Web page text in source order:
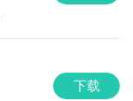
下载